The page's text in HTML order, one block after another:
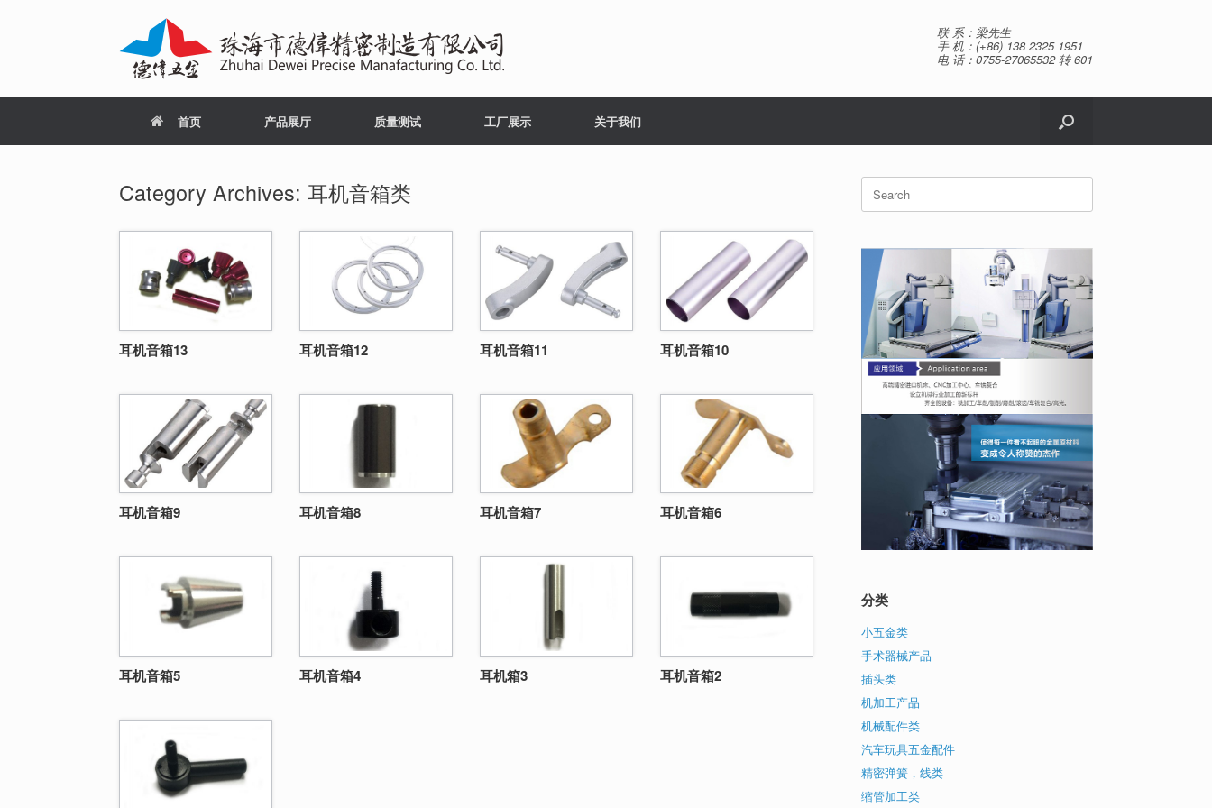
联 系：梁先生
手 机：(+86) 138 2325 1951
电 话：0755-27065532 转 601
首页 产品展厅 质量测试 工厂展示 关于我们
Category Archives: 耳机音箱类
耳机音箱13 耳机音箱12 耳机音箱11 耳机音箱10
耳机音箱9 耳机音箱8 耳机音箱7 耳机音箱6
耳机音箱5 耳机音箱4 耳机箱3 耳机音箱2
Search
for:
分类
小五金类
手术器械产品
插头类
机加工产品
机械配件类
汽车玩具五金配件
精密弹簧，线类
缩管加工类